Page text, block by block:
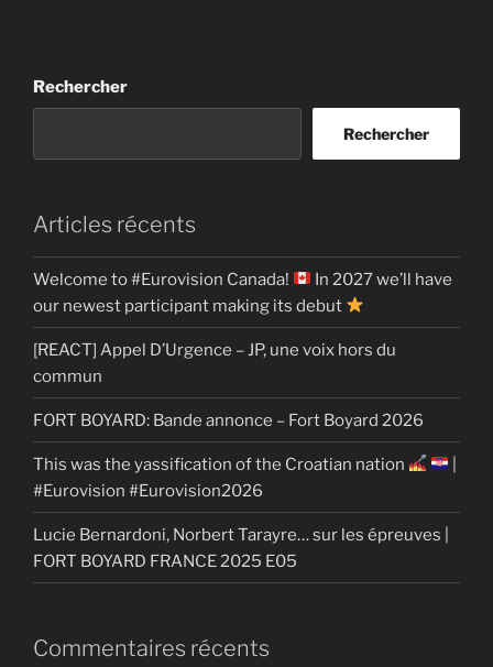
Rechercher
Rechercher
Articles récents
Welcome to #Eurovision Canada!
In 2027 we’ll have
our newest participant making its debut
[REACT] Appel D’Urgence – JP, une voix hors du
commun
FORT BOYARD: Bande annonce – Fort Boyard 2026
This was the yassification of the Croatian nation
#Eurovision #Eurovision2026
Lucie Bernardoni, Norbert Tarayre… sur les épreuves |
FORT BOYARD FRANCE 2025 E05
Commentaires récents